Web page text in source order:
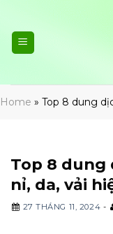
content
Home » Top 8 dung
Top 8 dung
nỉ, da, vải
27 THÁNG 11, 2024 -